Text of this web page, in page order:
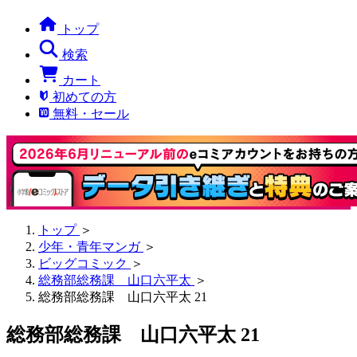
トップ
検索
カート
初めての方
無料・セール
トップ ＞
少年・青年マンガ ＞
ビッグコミック ＞
総務部総務課 山口六平太 ＞
総務部総務課 山口六平太 21
総務部総務課 山口六平太 21